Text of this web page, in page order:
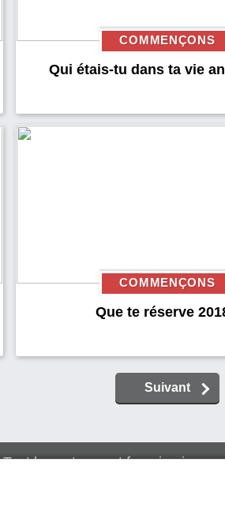
COMMENÇONS
Qui étais-tu dans ta vie
COMMENÇONS
Que te réserve
Suivant
le contenu est fourni